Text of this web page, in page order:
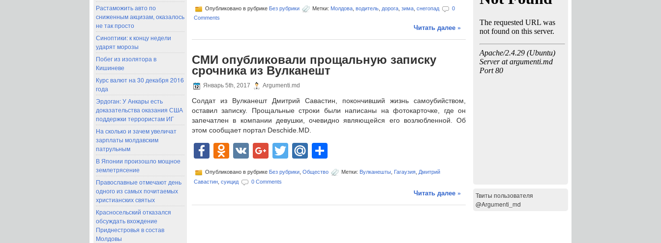
Растаможить авто по
сниженным акцизам, оказалось
не так просто
Синоптики: к концу недели
ударят морозы
Побег из изолятора в
Кишиневе
Курс валют на 30 декабря 2016
года
Эрдоган: У Анкары есть
доказательства оказания США
поддержки террористам ИГ
На сколько и зачем увеличат
зарплаты молдавским
патрульным
В Японии произошло мощное
землетрясение
Православные отмечают день
одного из самых почитаемых
христианских святых
Красносельский отказался
обсуждать вхождение
Приднестровья в состав
Молдовы
Опубликовано в рубрике Без рубрики Метки: Молдова водитель дорога зима снегопад
0
Comments
Читать далее »
СМИ опубликовали прощальную записку
срочника из Вулканешт
Январь 5th, 2017 Argumenti.md
Солдат из Вулканешт Дмитрий Савастин, покончивший жизнь самоубийством,
оставил записку. Прощальные строки были написаны на фотокарточке, где он
запечатлен в компании девушки, очевидно являющейся его возлюбленной. Об
этом сообщает портал Deschide.MD.
Facebook
Odnoklassniki
VK Google+
TwitterMail.Ru
Опубликовано в рубрике Без рубрики Общество Метки: Вулканешты Гагаузия Дмитрий
Савастин суицид 0 Comments
Читать далее »
Твиты пользователя
@Argumenti_md